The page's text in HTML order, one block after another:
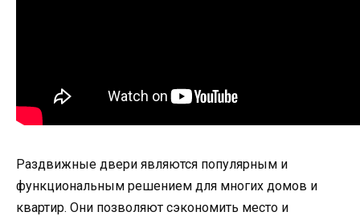
Раздвижные двери являются популярным и
функциональным решением для многих домов и
квартир. Они позволяют сэкономить место и